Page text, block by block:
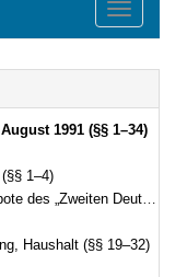
Toggle
1991 (§§ 1–34)
1–4)
Fernsehens (ZDF)“ (§§ 5–15)
Haushalt (§§ 19–32)